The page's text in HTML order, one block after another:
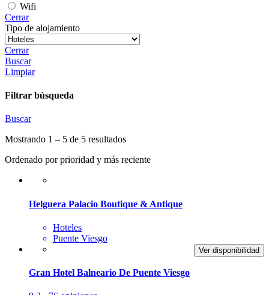
Wifi
Cerrar
Tipo de alojamiento
Cerrar
Buscar
Limpiar
Filtrar búsqueda
Buscar
Mostrando 1 – 5 de 5 resultados
Ordenado por prioridad y más reciente
Helguera Palacio Boutique & Antique
Hoteles
Puente Viesgo
Ver disponibilidad
Gran Hotel Balneario De Puente Viesgo